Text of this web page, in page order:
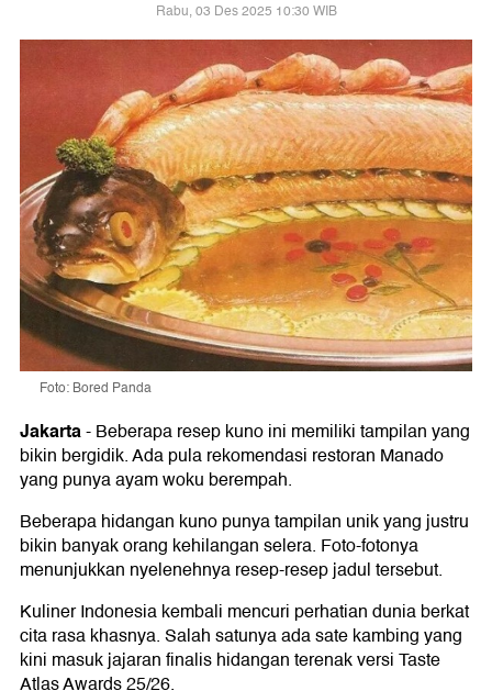
Rabu, 03 Des 2025 10:30 WIB
Foto: Bored Panda
Jakarta-Beberapa resep kuno ini memiliki tampilan yang
bikin bergidik. Ada pula rekomendasi restoran Manado
yang punya ayam woku berempah.
Beberapa hidangan kuno punya tampilan unik yang justru
bikin banyak orang kehilangan selera. Foto-fotonya
menunjukkan nyelenehnya resep-resep jadul tersebut.
Kuliner Indonesia kembali mencuri perhatian dunia berkat
cita rasa khasnya. Salah satunya ada sate kambing yang
kini masuk jajaran finalis hidangan terenak versi Taste
Atlas Awards 25/26.